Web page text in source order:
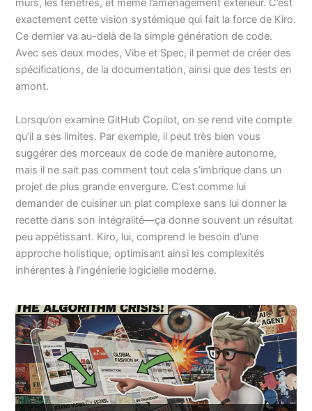
murs, les fenêtres, et même l’aménagement extérieur. C’est
exactement cette vision systémique qui fait la force de Kiro.
Ce dernier va au-delà de la simple génération de code.
Avec ses deux modes, Vibe et Spec, il permet de créer des
spécifications, de la documentation, ainsi que des tests en
amont.
Lorsqu’on examine GitHub Copilot, on se rend vite compte
qu’il a ses limites. Par exemple, il peut très bien vous
suggérer des morceaux de code de manière autonome,
mais il ne sait pas comment tout cela s’imbrique dans un
projet de plus grande envergure. C’est comme lui
demander de cuisiner un plat complexe sans lui donner la
recette dans son intégralité—ça donne souvent un résultat
peu appétissant. Kiro, lui, comprend le besoin d’une
approche holistique, optimisant ainsi les complexités
inhérentes à l’ingénierie logicielle moderne.